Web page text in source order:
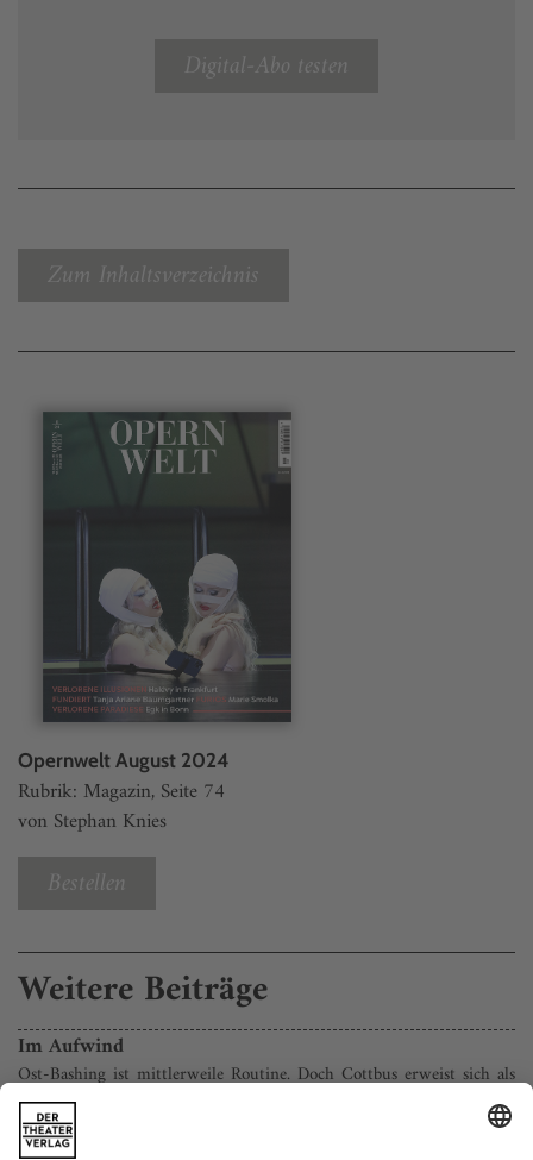
Digital-Abo testen
Zum Inhaltsverzeichnis
Opernwelt August 2024
Rubrik: Magazin, Seite 74
von Stephan Knies
Bestellen
Weitere Beiträge
Im Aufwind
Ost-Bashing ist mittlerweile Routine. Doch Cottbus erweist sich als
Stadt mit Perspektiven – und das traditionsreiche Staatstheater als
Ort starker Identifikation